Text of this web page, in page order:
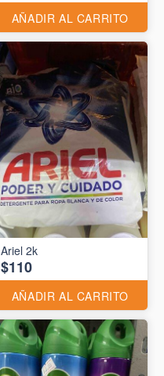
AÑADIR AL CARRITO
Ariel 2k
$110
AÑADIR AL CARRITO